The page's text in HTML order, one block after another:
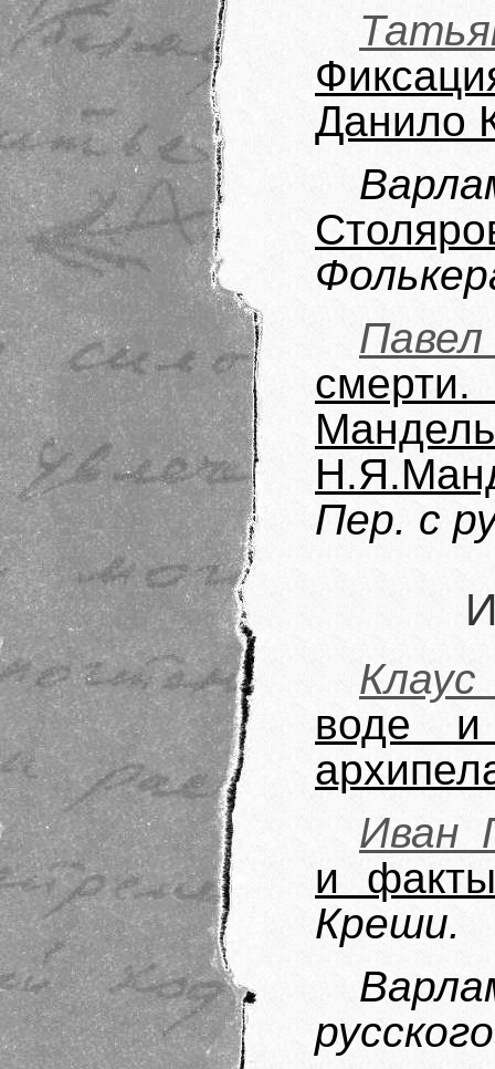
Данило
Пер. с
воде и
Иван
и
Креши.